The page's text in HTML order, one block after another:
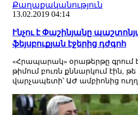
Քաղաքականություն
13.02.2019 04:14
Ւնչու է Փաշինյանը
ֆեյսբուքյան էջերից դժգոհ
«Հրապարակ» օրաթերթը գրում
թիմում բուռն քննարկում էին, թե
վարչապետի՝ ԱԺ ամբիոնից